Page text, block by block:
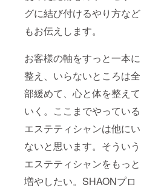
グに結び付けるやり方など
もお伝えします。
お客様の軸をすっと一本に
整え、いらないところは全
部緩めて、心と体を整えて
いく。ここまでやっている
エステティシャンは他にい
ないと思います。そういう
エステティシャンをもっと
増やしたい。SHAONプロ